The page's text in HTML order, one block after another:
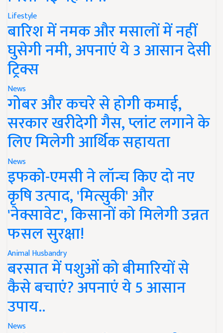
Lifestyle
बारिश में नमक और मसालों में नहीं
घुसेगी नमी, अपनाएं ये 3 आसान देसी
ट्रिक्स
News
गोबर और कचरे से होगी कमाई,
सरकार खरीदेगी गैस, प्लांट लगाने के
लिए मिलेगी आर्थिक सहायता
News
इफको-एमसी ने लॉन्च किए दो नए
कृषि उत्पाद, 'मित्सुकी' और
'नेक्सावेट', किसानों को मिलेगी उन्नत
फसल सुरक्षा!
Animal Husbandry
बरसात में पशुओं को बीमारियों से
कैसे बचाएं? अपनाएं ये 5 आसान
उपाय..
News